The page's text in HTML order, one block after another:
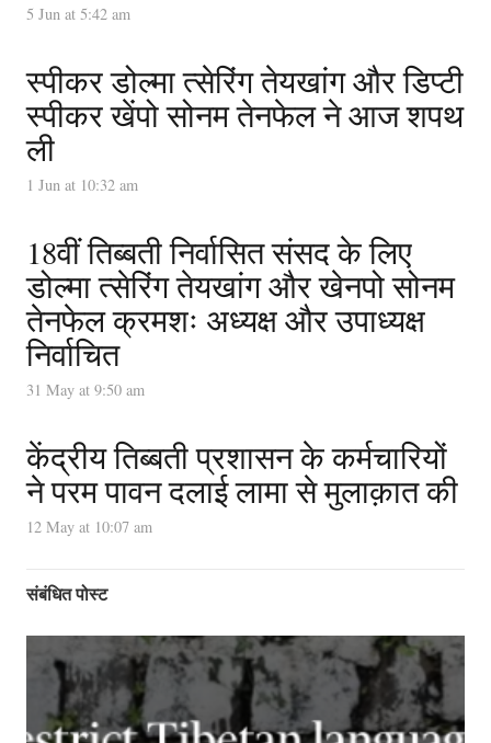
5 Jun at 5:42 am
स्पीकर डोल्मा त्सेरिंग तेयखांग और डिप्टी
स्पीकर खेंपो सोनम तेनफेल ने आज शपथ
ली
1 Jun at 10:32 am
18वीं तिब्बती निर्वासित संसद के लिए
डोल्मा त्सेरिंग तेयखांग और खेनपो सोनम
तेनफेल क्रमशः अध्यक्ष और उपाध्यक्ष
निर्वाचित
31 May at 9:50 am
केंद्रीय तिब्बती प्रशासन के कर्मचारियों
ने परम पावन दलाई लामा से मुलाक़ात की
12 May at 10:07 am
संबंधित पोस्ट